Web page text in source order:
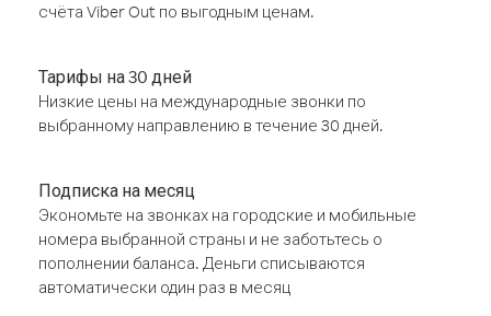
счёта Viber Out по выгодным ценам.
Тарифы на 30 дней
Низкие цены на международные звонки по
выбранному направлению в течение 30 дней.
Подписка на месяц
Экономьте на звонках на городские и мобильные
номера выбранной страны и не заботьтесь о
пополнении баланса. Деньги списываются
автоматически один раз в месяц